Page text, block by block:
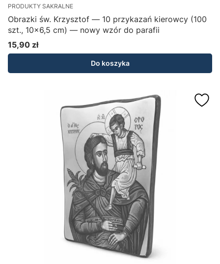
PRODUKTY SAKRALNE
Obrazki św. Krzysztof — 10 przykazań kierowcy (100
szt., 10×6,5 cm) — nowy wzór do parafii
Cena
15,90 zł
Do koszyka